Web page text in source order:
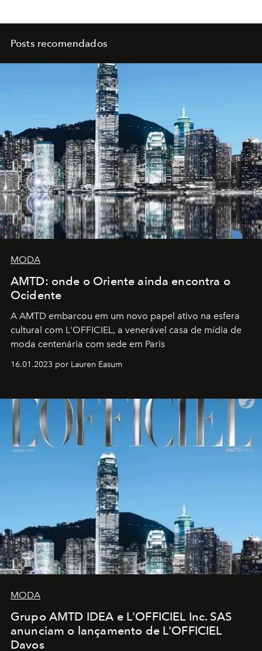
Posts recomendados
MODA
AMTD: onde o Oriente ainda encontra o
Ocidente
A AMTD embarcou em um novo papel ativo na esfera
cultural com L'OFFICIEL, a venerável casa de mídia de
moda centenária com sede em Paris
16.01.2023 por Lauren Easum
MODA
Grupo AMTD IDEA e L'OFFICIEL Inc. SAS
anunciam o lançamento de L'OFFICIEL
Davos